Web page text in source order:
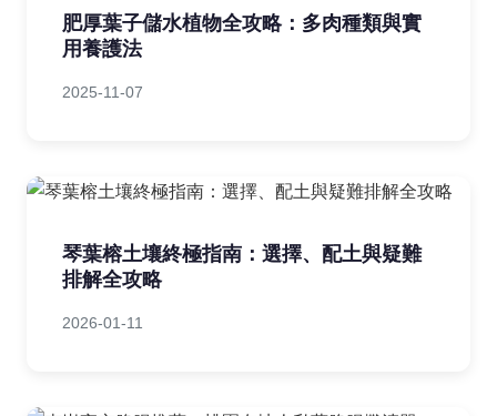
肥厚葉子儲水植物全攻略：多肉種類與實
用養護法
2025-11-07
琴葉榕土壤終極指南：選擇、配土與疑難
排解全攻略
2026-01-11